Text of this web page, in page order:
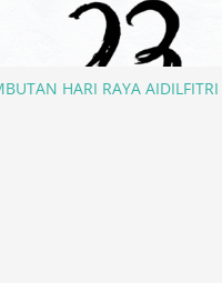
HARI RAYA AIDILFITRI